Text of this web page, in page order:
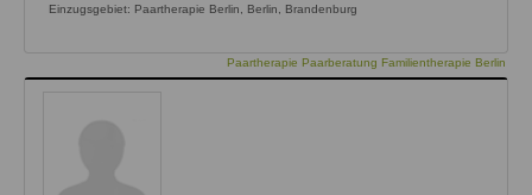
Einzugsgebiet: Paartherapie Berlin, Berlin, Brandenburg
Paartherapie Paarberatung Familientherapie Berlin